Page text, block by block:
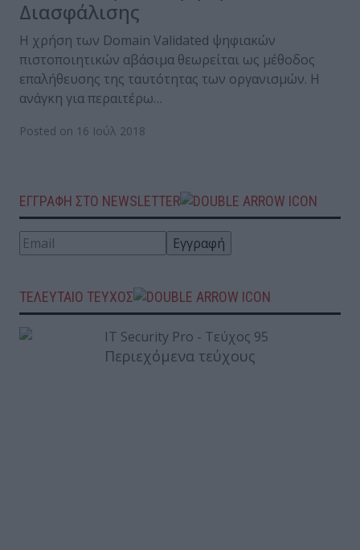
Διασφάλισης
Η χρήση των Domain Validated ψηφιακών
πιστοποιητικών αβάσιμα θεωρείται ως μέθοδος
επαλήθευσης της ταυτότητας των οργανισμών. Η
ανάγκη για περαιτέρω…
Posted on 16 Ιούλ 2018
ΕΓΓΡΑΦΗ ΣΤΟ NEWSLETTER
ΤΕΛΕΥΤΑΙΟ ΤΕΥΧΟΣ
Περιεχόμενα τεύχους